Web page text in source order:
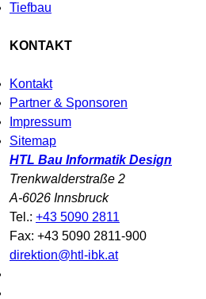
Tiefbau
KONTAKT
Kontakt
Partner & Sponsoren
Impressum
Sitemap
HTL Bau Informatik Design
Trenkwalderstraße 2
A-6026 Innsbruck
Tel.: +43 5090 2811
Fax: +43 5090 2811-900
direktion@htl-ibk.at